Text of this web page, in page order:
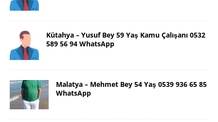
Kütahya – Yusuf Bey 59 Yaş Kamu Çalışanı 0532
589 56 94 WhatsApp
Malatya – Mehmet Bey 54 Yaş 0539 936 65 85
WhatsApp